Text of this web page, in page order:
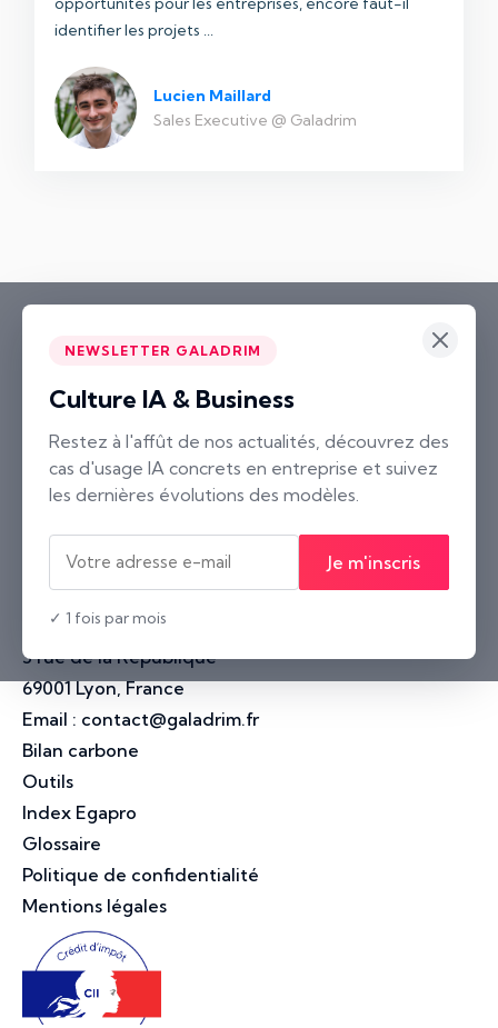
identifier les projets ...
Lucien Maillard
Sales Executive @ Galadrim
NEWSLETTER GALADRIM
Culture IA & Business
Restez à l'affût de nos actualités, découvrez des
cas d'usage IA concrets en entreprise et suivez
les dernières évolutions des modèles.
Je m'inscris
✓ 1 fois par mois
Paris
2 rue Neuve Saint-Pierre
75004 Paris, France
Nantes
10 rue Voltaire
44000 Nantes, France
Lyon
3 rue de la République
69001 Lyon, France
Email : contact@galadrim.fr
Bilan carbone
Outils
Index Egapro
Glossaire
Politique de confidentialité
Mentions légales